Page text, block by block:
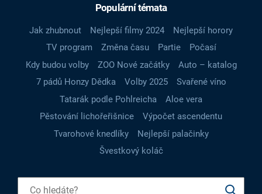
Populární témata
Jak zhubnout Nejlepší filmy 2024
Nejlepší horory
TV program
Změna času Partie
Počasí
Kdy budou volby
ZOO Nové začátky
Auto – katalog
7 pádů Honzy Dědka
Volby 2025
Svařené víno
Tatarák podle Pohlreicha
Aloe vera
Pěstování lichořeřišnice
Výpočet ascendentu
Tvarohové knedlíky
Nejlepší palačinky
Švestkový koláč